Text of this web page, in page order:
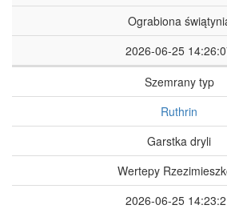
Ograbiona
2026-06-25
Szemrany typ
Ruthrin
Garstka dryli
Wertepy
2026-06-25